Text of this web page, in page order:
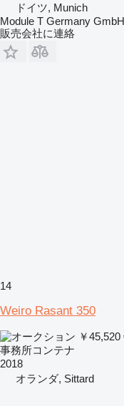
ドイツ, Munich
Module T Germany GmbH
販売会社に連絡
14
Weiro Rasant 350
￥45,520
事務所コンテナ
2018
オランダ, Sittard